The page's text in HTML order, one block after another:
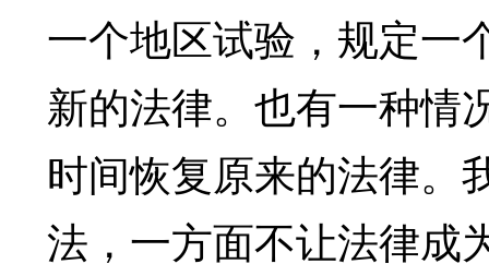
一个地区试验，规定一
新的法律。也有一种情
时间恢复原来的法律。
法，一方面不让法律成